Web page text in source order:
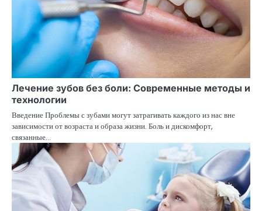
Лечение зубов без боли: Современные методы и
технологии
Введение Проблемы с зубами могут затрагивать каждого из нас вне
зависимости от возраста и образа жизни. Боль и дискомфорт,
связанные…